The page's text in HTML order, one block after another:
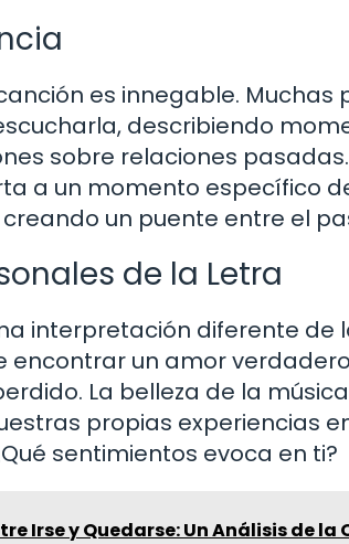
es innegable.
describiendo
sobre relaciones
a un momento específico
un puente entre el
de la Letra
interpretación diferente de
un amor
La belleza de la
propias experiencias
sentimientos evoca en ti?
Irse y Quedarse: Un Análisis de la